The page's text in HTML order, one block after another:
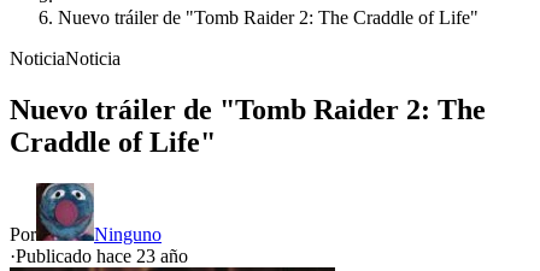
Nuevo tráiler de "Tomb Raider 2: The Craddle of Life"
NoticiaNoticia
Nuevo tráiler de "Tomb Raider 2: The
Craddle of Life"
Por
Ninguno
·Publicado hace 23 año